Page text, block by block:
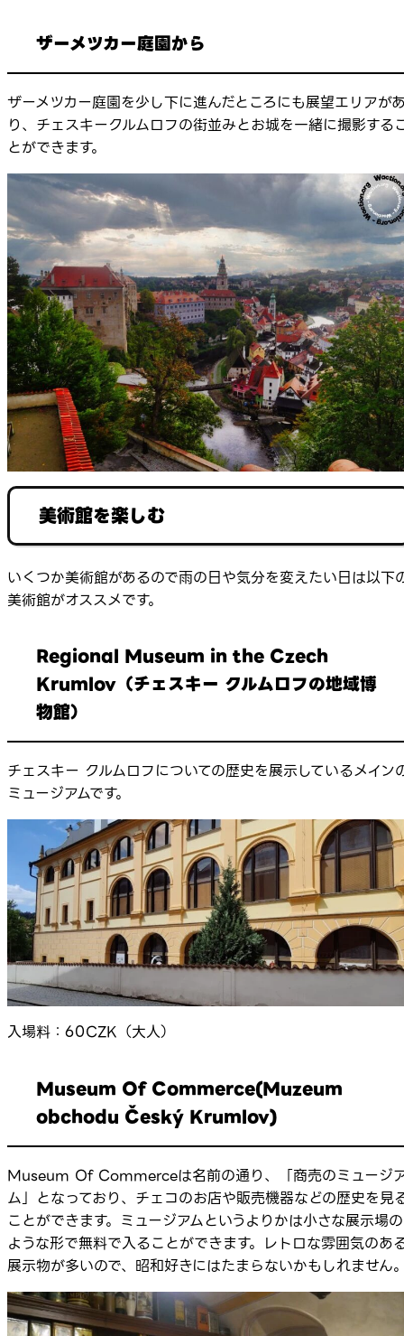
ザーメツカー庭園から
ザーメツカー庭園を少し下に進んだところにも展望エリアが
り、チェスキークルムロフの街並みとお城を一緒に撮影する
とができます。
美術館を楽しむ
いくつか美術館があるので雨の日や気分を変えたい日は以下
美術館がオススメです。
Regional Museum in the Czech
Krumlov（チェスキー クルムロフの地域博
物館）
チェスキー クルムロフについての歴史を展示しているメイン
ミュージアムです。
入場料：60CZK（大人）
Museum Of Commerce(Muzeum
obchodu Český Krumlov)
Museum Of Commerceは名前の通り、「商売のミュージ
ム」となっており、チェコのお店や販売機器などの歴史を見
ことができます。ミュージアムというよりかは小さな展示場の
ような形で無料で入ることができます。レトロな雰囲気のあ
展示物が多いので、昭和好きにはたまらないかもしれません